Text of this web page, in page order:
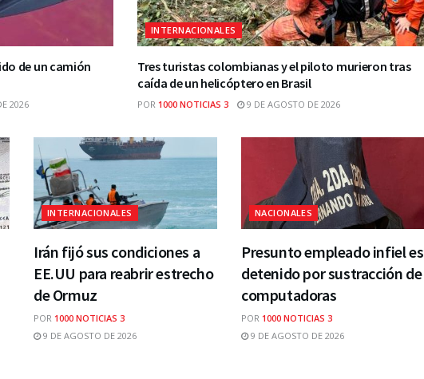
de un camión
2026
INTERNACIONALES
Tres turistas colombianas y el piloto murieron tras
caída de un helicóptero en Brasil
POR 1000 NOTICIAS 3 9 DE AGOSTO DE 2026
INTERNACIONALES
Irán fijó sus condiciones a
EE.UU para reabrir estrecho
de Ormuz
POR 1000 NOTICIAS 3
9 DE AGOSTO DE 2026
NACIONALES
Presunto empleado infiel es
detenido por sustracción de
computadoras
POR 1000 NOTICIAS 3
9 DE AGOSTO DE 2026